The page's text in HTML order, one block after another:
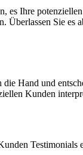
es Ihre
Überlassen Sie
Hand und
Kunden